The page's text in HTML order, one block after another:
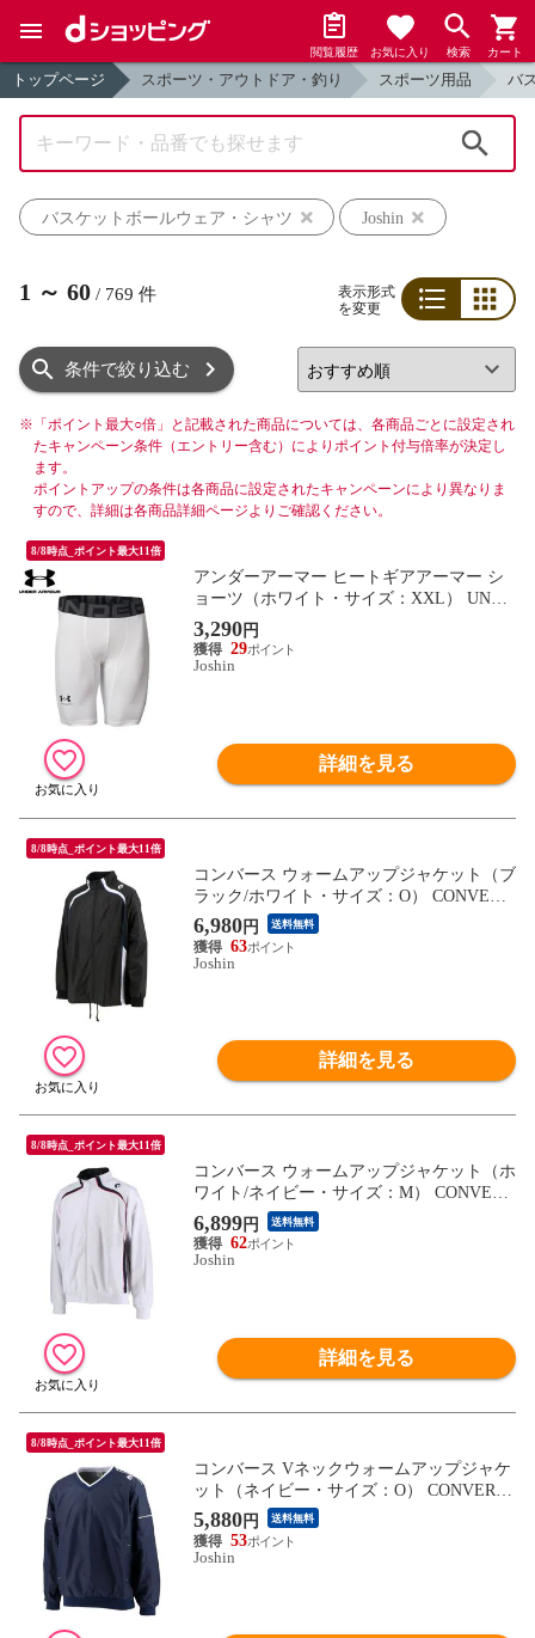
閲覧履歴 お気に入り 検索 カート
トップページ スポーツ・アウトドア・釣り スポーツ用品 バ
バスケットボールウェア・シャツ
Joshin
1 ～ 60 / 769 件
表示形式
を変更
条件で絞り込む
※ 「ポイント最大○倍」と記載された商品については、各商品ごとに設定され
たキャンペーン条件（エントリー含む）によりポイント付与倍率が決定し
ます。
ポイントアップの条件は各商品に設定されたキャンペーンにより異なりま
すので、詳細は各商品詳細ページよりご確認ください。
8/8時点_ポイント最大11倍
アンダーアーマー ヒートギアアーマー シ
ョーツ（ホワイト・サイズ：XXL） UNDE
R ARMOUR UA 1371948-100-XXL 【返品種
別A】
3,290円
29
Joshin
詳細を見る
8/8時点_ポイント最大11倍
コンバース ウォームアップジャケット（ブ
ラック/ホワイト・サイズ：O） CONVERS
E CB162501S-1911-O 【返品種別A】
6,980円 送料無料
63
Joshin
詳細を見る
8/8時点_ポイント最大11倍
コンバース ウォームアップジャケット（ホ
ワイト/ネイビー・サイズ：M） CONVERS
E CB162502S-1129-M 【返品種別A】
6,899円 送料無料
62
Joshin
詳細を見る
8/8時点_ポイント最大11倍
コンバース Vネックウォームアップジャケ
ット（ネイビー・サイズ：O） CONVERSE
CB162510S-2900-O 【返品種別A】
5,880円 送料無料
53
Joshin